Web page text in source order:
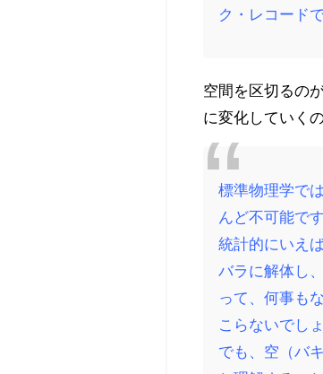
ク・レコード
空間を区切るの
に変化していく
標準物理学で
んど不可能です
統計的にいえ
バラに解体し
って、何事も
こらないでしょ
でも、空（バ